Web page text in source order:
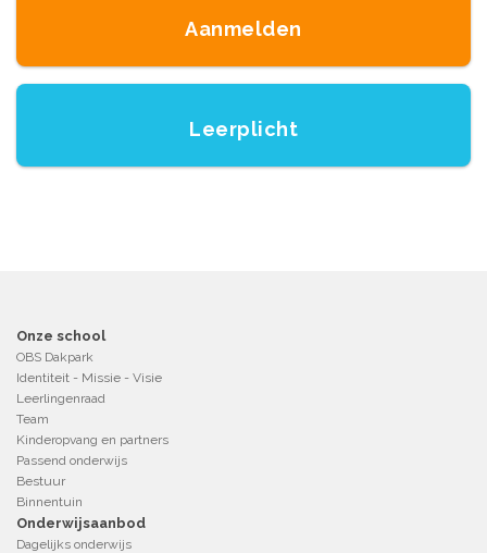
Aanmelden
Leerplicht
Onze school
OBS Dakpark
Identiteit - Missie - Visie
Leerlingenraad
Team
Kinderopvang en partners
Passend onderwijs
Bestuur
Binnentuin
Onderwijsaanbod
Dagelijks onderwijs